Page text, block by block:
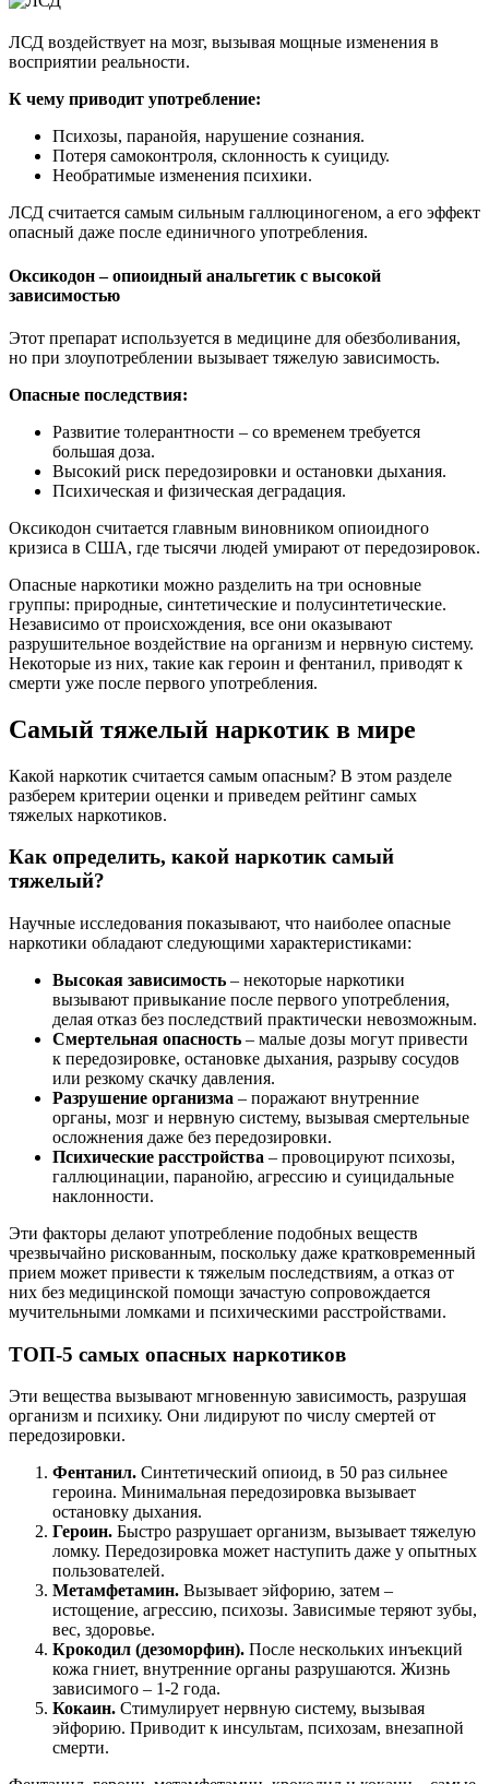
ЛСД воздействует на мозг, вызывая мощные изменения в
восприятии реальности.
К чему приводит употребление:
Психозы, паранойя, нарушение сознания.
Потеря самоконтроля, склонность к суициду.
Необратимые изменения психики.
ЛСД считается самым сильным галлюциногеном, а его эффект
опасный даже после единичного употребления.
Оксикодон – опиоидный анальгетик с высокой
зависимостью
Этот препарат используется в медицине для обезболивания,
но при злоупотреблении вызывает тяжелую зависимость.
Опасные последствия:
Развитие толерантности – со временем требуется
большая доза.
Высокий риск передозировки и остановки дыхания.
Психическая и физическая деградация.
Оксикодон считается главным виновником опиоидного
кризиса в США, где тысячи людей умирают от передозировок.
Опасные наркотики можно разделить на три основные
группы: природные, синтетические и полусинтетические.
Независимо от происхождения, все они оказывают
разрушительное воздействие на организм и нервную систему.
Некоторые из них, такие как героин и фентанил, приводят к
смерти уже после первого употребления.
Самый тяжелый наркотик в мире
Какой наркотик считается самым опасным? В этом разделе
разберем критерии оценки и приведем рейтинг самых
тяжелых наркотиков.
Как определить, какой наркотик самый
тяжелый?
Научные исследования показывают, что наиболее опасные
наркотики обладают следующими характеристиками:
Высокая зависимость – некоторые наркотики
вызывают привыкание после первого употребления,
делая отказ без последствий практически невозможным.
Смертельная опасность – малые дозы могут привести
к передозировке, остановке дыхания, разрыву сосудов
или резкому скачку давления.
Разрушение организма – поражают внутренние
органы, мозг и нервную систему, вызывая смертельные
осложнения даже без передозировки.
Психические расстройства – провоцируют психозы,
галлюцинации, паранойю, агрессию и суицидальные
наклонности.
Эти факторы делают употребление подобных веществ
чрезвычайно рискованным, поскольку даже кратковременный
прием может привести к тяжелым последствиям, а отказ от
них без медицинской помощи зачастую сопровождается
мучительными ломками и психическими расстройствами.
ТОП-5 самых опасных наркотиков
Эти вещества вызывают мгновенную зависимость, разрушая
организм и психику. Они лидируют по числу смертей от
передозировки.
Фентанил. Синтетический опиоид, в 50 раз сильнее
героина. Минимальная передозировка вызывает
остановку дыхания.
Героин. Быстро разрушает организм, вызывает тяжелую
ломку. Передозировка может наступить даже у опытных
пользователей.
Метамфетамин. Вызывает эйфорию, затем –
истощение, агрессию, психозы. Зависимые теряют зубы,
вес, здоровье.
Крокодил (дезоморфин). После нескольких инъекций
кожа гниет, внутренние органы разрушаются. Жизнь
зависимого – 1-2 года.
Кокаин. Стимулирует нервную систему, вызывая
эйфорию. Приводит к инсультам, психозам, внезапной
смерти.